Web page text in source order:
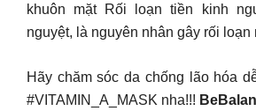
khuôn mặt Rối loạn tiền kinh
nguyệt, là nguyên nhân gây rối loạn
Hãy chăm sóc da chống lão hóa
#VITAMIN_A_MASK nha!!!